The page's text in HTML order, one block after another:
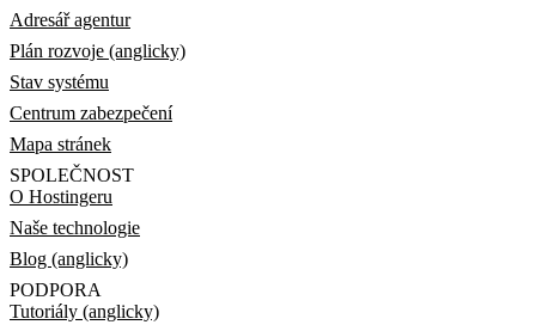
Adresář agentur
Plán rozvoje (anglicky)
Stav systému
Centrum zabezpečení
Mapa stránek
SPOLEČNOST
O Hostingeru
Naše technologie
Blog (anglicky)
PODPORA
Tutoriály (anglicky)